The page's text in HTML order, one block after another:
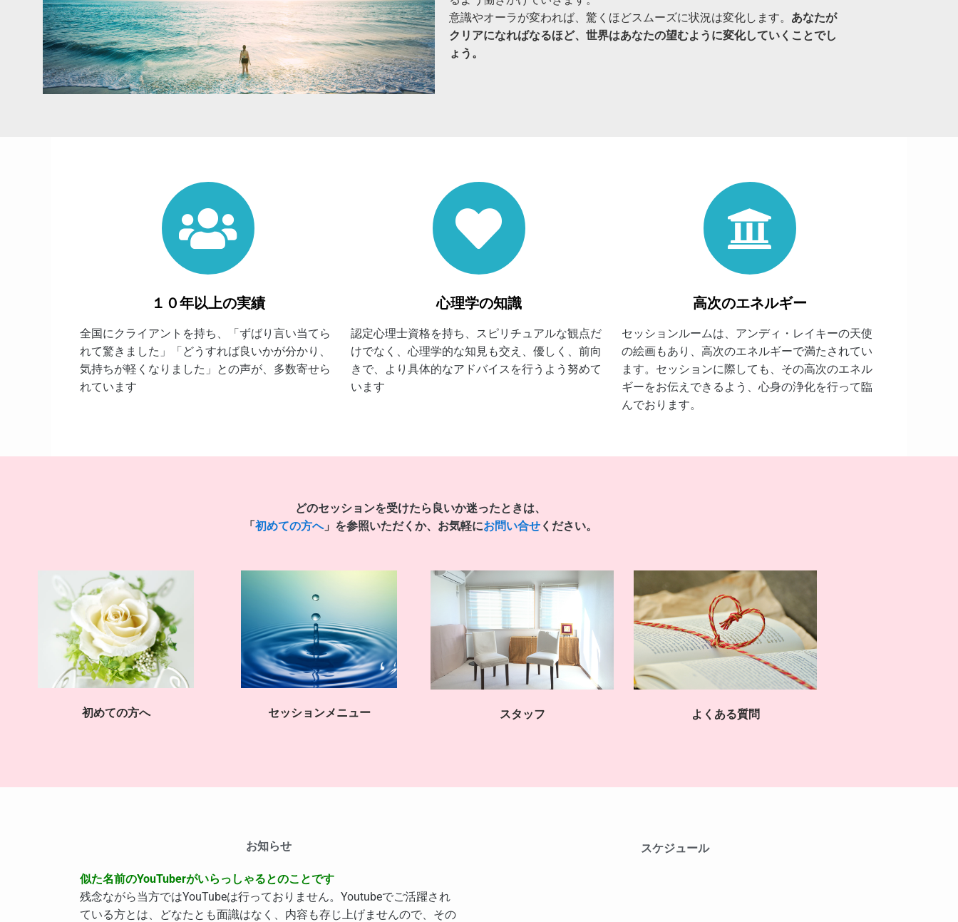
意識やオーラが変われば、驚くほどスムーズに状況は変化します。 あなたが
クリアになればなるほど、世界はあなたの望むように変化していくことでし
ょう。
１０年以上の実績​
全国にクライアントを持ち、「ずばり言い当てら
れて驚きました」「どうすれば良いかが分かり、
気持ちが軽くなりました」との声が、多数寄せら
れています
心理学の知識
認定心理士資格を持ち、スピリチュアルな観点だ
けでなく、心理学的な知見も交え、優しく、前向
きで、より具体的なアドバイスを行うよう努めて
います
高次のエネルギー
セッションルームは、アンディ・レイキーの天使
の絵画もあり、高次のエネルギーで満たされてい
ます。セッションに際しても、その高次のエネル
ギーをお伝えできるよう、心身の浄化を行って臨
んでおります。
どのセッションを受けたら良いか迷ったときは、
「 初めての方へ」を参照いただくか、お気軽にお問い合せ ください。
初めての方へ セッションメニュー スタッフ よくある質問
お知らせ
似た名前のYouTuberがいらっしゃるとのことです
残念ながら当方ではYouTubeは行っておりません。Youtubeでご活躍され
ている方とは、どなたとも面識はなく、内容も存じ上げませんので、その
スケジュール